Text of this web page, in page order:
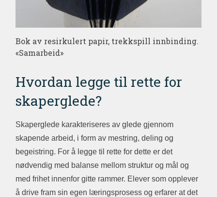
Bok av resirkulert papir, trekkspill innbinding.
«Samarbeid»
Hvordan legge til rette for
skaperglede?
Skaperglede karakteriseres av glede gjennom
skapende arbeid, i form av mestring, deling og
begeistring. For å legge til rette for dette er det
nødvendig med balanse mellom struktur og mål og
med frihet innenfor gitte rammer. Elever som opplever
å drive fram sin egen læringsprosess og erfarer at det